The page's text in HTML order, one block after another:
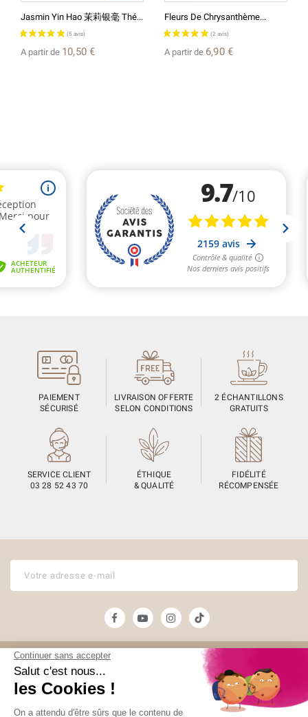
Jasmin Yin Hao 茉莉银毫 Thé...
A partir de 10,50 €
Fleurs De Chrysanthème...
A partir de 6,90 €
PAIEMENT
SÉCURISÉ
LIVRAISON OFFERTE
SELON CONDITIONS
2 ÉCHANTILLONS
GRATUITS
SERVICE CLIENT
03 28 52 43 70
ÉTHIQUE
& QUALITÉ
FIDÉLITÉ
RÉCOMPENSÉE
Unami Commander
Livraison